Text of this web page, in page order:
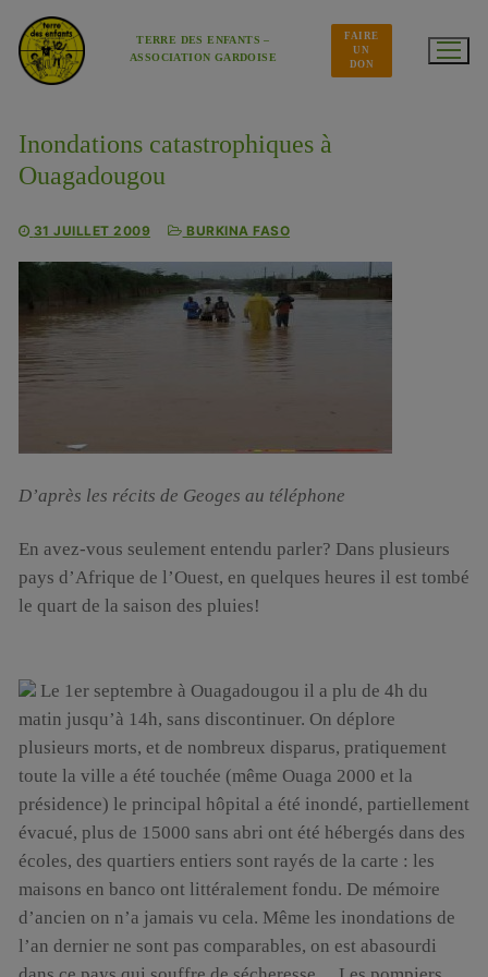
contenu
TERRE DES ENFANTS –
ASSOCIATION GARDOISE
FAIRE
UN
DON
Inondations catastrophiques à
Ouagadougou
31 JUILLET 2009 BURKINA FASO
D’après les récits de Geoges au téléphone
En avez-vous seulement entendu parler? Dans plusieurs
pays d’Afrique de l’Ouest, en quelques heures il est tombé
le quart de la saison des pluies!
Le 1er septembre à Ouagadougou il a plu de 4h du
matin jusqu’à 14h, sans discontinuer. On déplore
plusieurs morts, et de nombreux disparus, pratiquement
toute la ville a été touchée (même Ouaga 2000 et la
présidence) le principal hôpital a été inondé, partiellement
évacué, plus de 15000 sans abri ont été hébergés dans des
écoles, des quartiers entiers sont rayés de la carte : les
maisons en banco ont littéralement fondu. De mémoire
d’ancien on n’a jamais vu cela. Même les inondations de
l’an dernier ne sont pas comparables, on est abasourdi